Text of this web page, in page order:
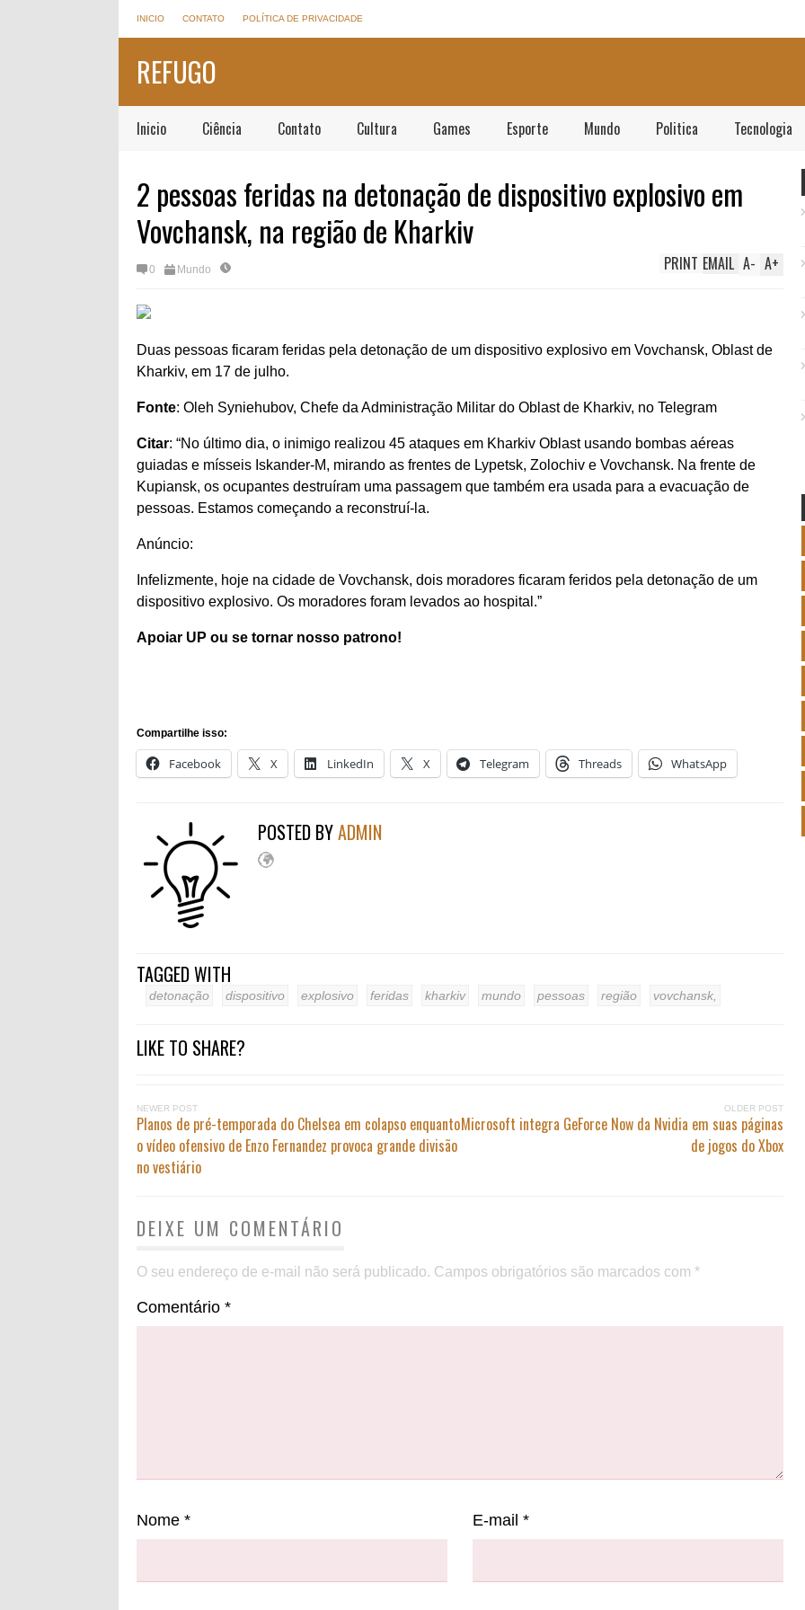
INICIO CONTATO POLÍTICA DE PRIVACIDADE
REFUGO
Inicio Ciência Contato Cultura Games Esporte Mundo Politica Tecnologia
2 pessoas feridas na detonação de dispositivo explosivo em
Vovchansk, na região de Kharkiv
0 Mundo A+
A-
EMAIL
PRINT
Duas pessoas ficaram feridas pela detonação de um dispositivo explosivo em Vovchansk, Oblast de
Kharkiv, em 17 de julho.
Fonte: Oleh Syniehubov, Chefe da Administração Militar do Oblast de Kharkiv, no Telegram
Citar: “No último dia, o inimigo realizou 45 ataques em Kharkiv Oblast usando bombas aéreas
guiadas e mísseis Iskander-M, mirando as frentes de Lypetsk, Zolochiv e Vovchansk. Na frente de
Kupiansk, os ocupantes destruíram uma passagem que também era usada para a evacuação de
pessoas. Estamos começando a reconstruí-la.
Anúncio:
Infelizmente, hoje na cidade de Vovchansk, dois moradores ficaram feridos pela detonação de um
dispositivo explosivo. Os moradores foram levados ao hospital.”
Apoiar UP ou se tornar nosso patrono!
Compartilhe isso:
Facebook X LinkedIn X Telegram Threads WhatsApp
POSTED BYADMIN
TAGGED WITH
detonação dispositivo explosivo feridas kharkiv mundo pessoas região vovchansk,
LIKE TO SHARE?
NEWER POST
Planos de pré-temporada do Chelsea em colapso enquanto
o vídeo ofensivo de Enzo Fernandez provoca grande divisão
no vestiário
OLDER POST
Microsoft integra GeForce Now da Nvidia em suas páginas
de jogos do Xbox
DEIXE UM COMENTÁRIO
O seu endereço de e-mail não será publicado. Campos obrigatórios são marcados com *
Comentário *
Nome * E-mail*